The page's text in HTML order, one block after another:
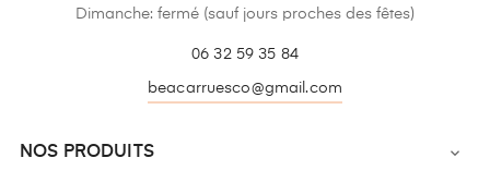
Dimanche: fermé (sauf jours proches des fêtes)
06 32 59 35 84
beacarruesco@gmail.com
NOS PRODUITS 